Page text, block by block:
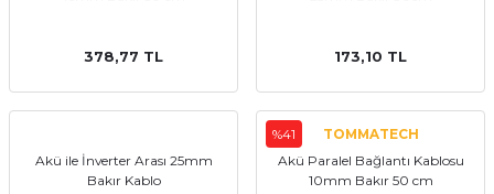
378,77 TL 173,10 TL
Akü ile İnverter Arası 25mm
Bakır Kablo
%41
TOMMATECH
Akü Paralel Bağlantı Kablosu
10mm Bakır 50 cm